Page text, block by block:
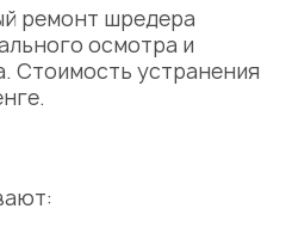
ремонт шредера
осмотра и
Стоимость устранения